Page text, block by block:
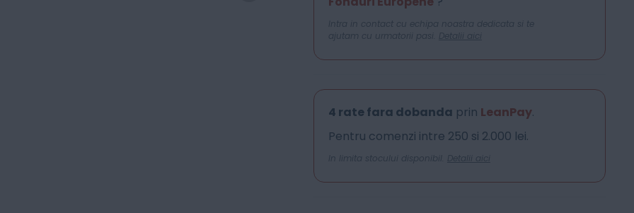
Intra in contact cu echipa noastra dedicata si te
ajutam cu urmatorii pasi. Detalii aici
4 rate fara dobanda prin LeanPay.
Pentru comenzi intre 250 si 2.000 lei.
In limita stocului disponibil. Detalii aici